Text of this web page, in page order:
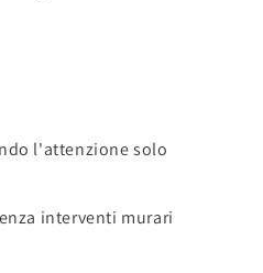
l'attenzione solo
interventi murari